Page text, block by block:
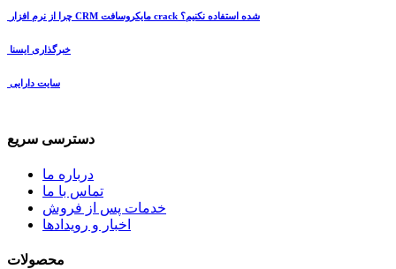
چرا از نرم افزار CRM مایکروسافت crack شده استفاده نکنیم؟
خبرگذاری ایسنا
سایت دارایی
دسترسی سریع
درباره ما
تماس با ما
خدمات پس از فروش
اخبار و رویدادها
محصولات